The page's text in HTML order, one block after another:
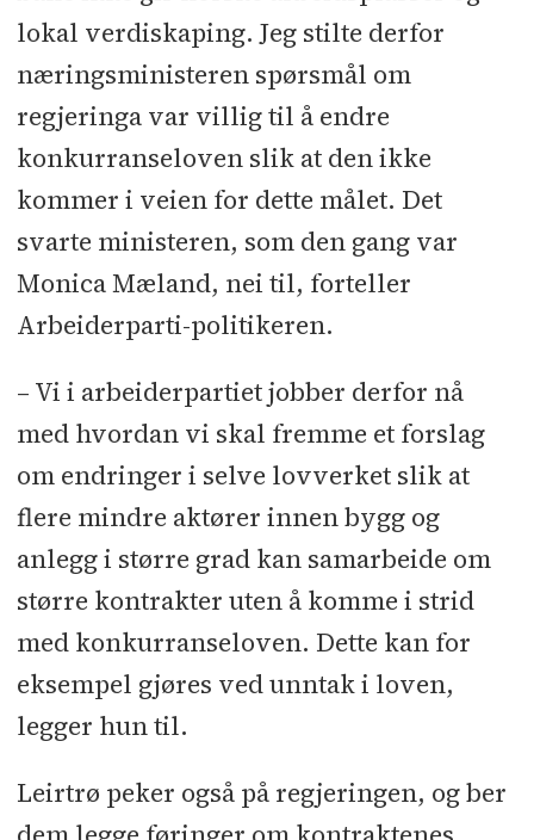
lokal verdiskaping. Jeg stilte derfor
næringsministeren spørsmål om
regjeringa var villig til å endre
konkurranseloven slik at den ikke
kommer i veien for dette målet. Det
svarte ministeren, som den gang var
Monica Mæland, nei til, forteller
Arbeiderparti-politikeren.
– Vi i arbeiderpartiet jobber derfor nå
med hvordan vi skal fremme et forslag
om endringer i selve lovverket slik at
flere mindre aktører innen bygg og
anlegg i større grad kan samarbeide om
større kontrakter uten å komme i strid
med konkurranseloven. Dette kan for
eksempel gjøres ved unntak i loven,
legger hun til.
Leirtrø peker også på regjeringen, og ber